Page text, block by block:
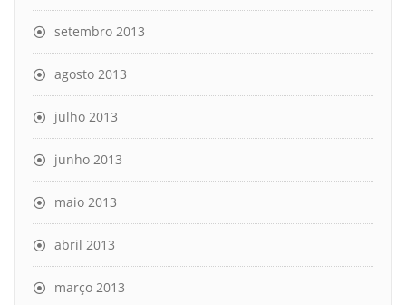
setembro 2013
agosto 2013
julho 2013
junho 2013
maio 2013
abril 2013
março 2013